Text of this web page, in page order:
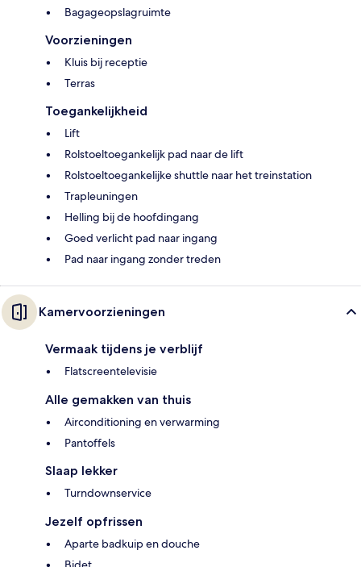
Bagageopslagruimte
Voorzieningen
Kluis bij receptie
Terras
Toegankelijkheid
Lift
Rolstoeltoegankelijk pad naar de lift
Rolstoeltoegankelijke shuttle naar het treinstation
Trapleuningen
Helling bij de hoofdingang
Goed verlicht pad naar ingang
Pad naar ingang zonder treden
Kamervoorzieningen
Vermaak tijdens je verblijf
Flatscreentelevisie
Alle gemakken van thuis
Airconditioning en verwarming
Pantoffels
Slaap lekker
Turndownservice
Jezelf opfrissen
Aparte badkuip en douche